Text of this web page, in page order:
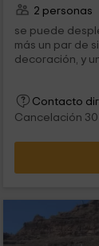
2 personas
se puede
más un par de
decoración, y
Contacto
Cancelación